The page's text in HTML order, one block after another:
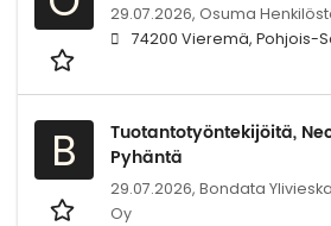
29.07.2026, Osuma
74200 Vieremä, Pohjois-
B
Tuotantotyöntekijöitä,
Pyhäntä
29.07.2026, Bondata
Oy